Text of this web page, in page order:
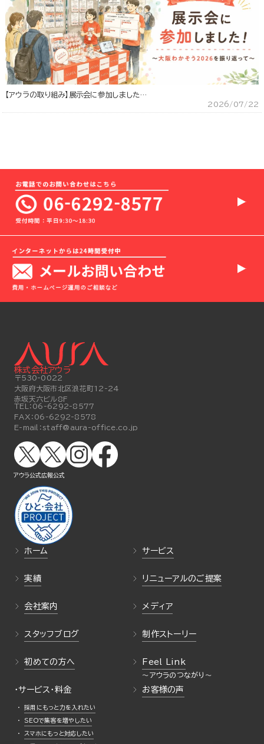
【アウラの取り組み】展示会に参加しました…
2026/07/22
ホーム サービス
実績 リニューアルのご提案
会社案内 メディア
スタッフブログ 制作ストーリー
初めての方へ Feel Link
・サービス・料金
採用にもっと力を入れたい
SEOで集客を増やしたい
スマホにもっと対応したい
お客様の声
株式会社アウラ
〒530-0022
大阪府大阪市北区浪花町12-24
赤坂天六ビル8F
TEL： 06-6292-8577
FAX： 06-6292-8578
E-mail： staff@aura-office.co.jp
アウラ公式広報公式